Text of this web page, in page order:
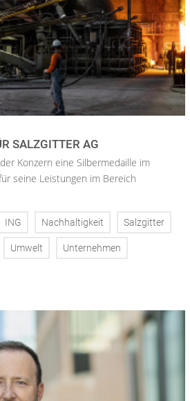
SALZGITTER AG
Konzern eine Silbermedaille im
seine Leistungen im Bereich
ING Nachhaltigkeit Salzgitter
Umwelt Unternehmen